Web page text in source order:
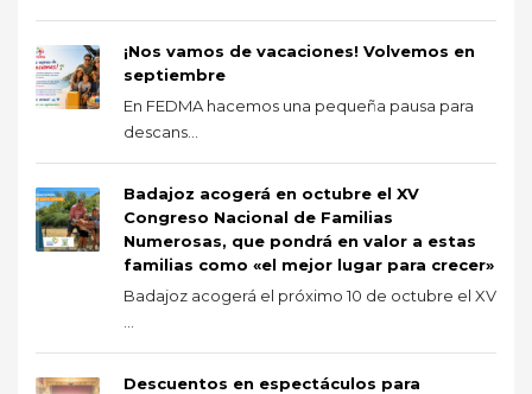
¡Nos vamos de vacaciones! Volvemos en
septiembre
En FEDMA hacemos una pequeña pausa para
descans...
Badajoz acogerá en octubre el XV
Congreso Nacional de Familias
Numerosas, que pondrá en valor a estas
familias como «el mejor lugar para crecer»
Badajoz acogerá el próximo 10 de octubre el XV
Descuentos en espectáculos para